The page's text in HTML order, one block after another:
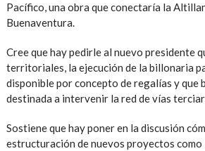
Pacífico, una obra que conectaría la
Buenaventura.
Cree que hay pedirle al nuevo presidente
territoriales, la ejecución de la billonaria
disponible por concepto de regalías y que
destinada a intervenir la red de vías
Sostiene que hay poner en la discusión
estructuración de nuevos proyectos como